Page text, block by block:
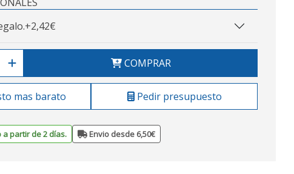
+2,42€
COMPRAR
mas barato Pedir presupuesto
a partir de 2 días. Envio desde 6,50€